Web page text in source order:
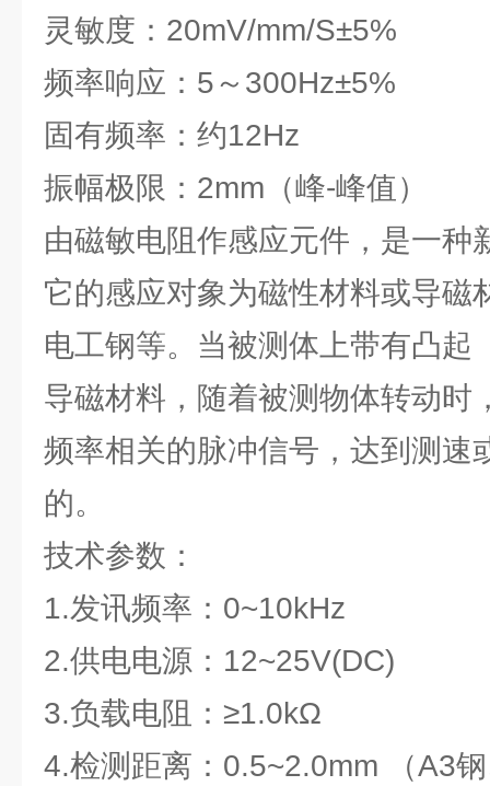
灵敏度：20mV/mm/S±5%
频率响应：5～300Hz±5%
固有频率：约12Hz
振幅极限：2mm（峰-峰值）
由磁敏电阻作感应元件，是一种
它的感应对象为磁性材料或导磁
电工钢等。当被测体上带有凸起
导磁材料，随着被测物体转动时
频率相关的脉冲信号，达到测速
的。
技术参数：
1.发讯频率：0~10kHz
2.供电电源：12~25V(DC)
3.负载电阻：≥1.0kΩ
4.检测距离：0.5~2.0mm （A3